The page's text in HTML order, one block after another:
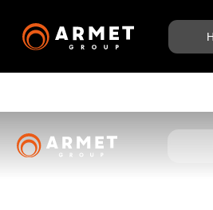
Найти